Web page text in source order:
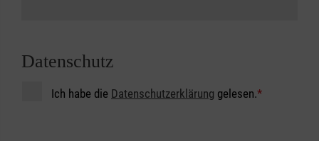
Datenschutz
Ich habe die Datenschutzerklärung gelesen.*